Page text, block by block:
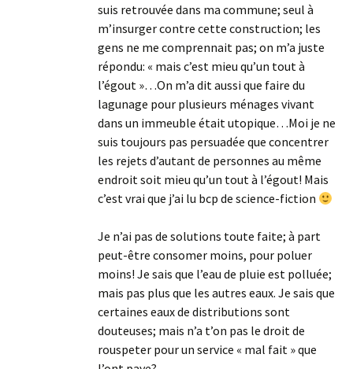
suis retrouvée dans ma commune; seul à
m’insurger contre cette construction; les
gens ne me comprennait pas; on m’a juste
répondu: « mais c’est mieu qu’un tout à
l’égout »…On m’a dit aussi que faire du
lagunage pour plusieurs ménages vivant
dans un immeuble était utopique…Moi je ne
suis toujours pas persuadée que concentrer
les rejets d’autant de personnes au même
endroit soit mieu qu’un tout à l’égout! Mais
c’est vrai que j’ai lu bcp de science-fiction
Je n’ai pas de solutions toute faite; à part
peut-être consomer moins, pour poluer
moins! Je sais que l’eau de pluie est polluée;
mais pas plus que les autres eaux. Je sais que
certaines eaux de distributions sont
douteuses; mais n’a t’on pas le droit de
rouspeter pour un service « mal fait » que